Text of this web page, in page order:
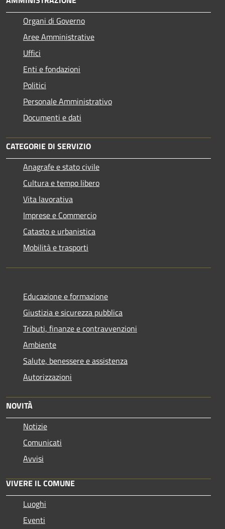
Organi di Governo
Aree Amministrative
Uffici
Enti e fondazioni
Politici
Personale Amministrativo
Documenti e dati
CATEGORIE DI SERVIZIO
Anagrafe e stato civile
Cultura e tempo libero
Vita lavorativa
Imprese e Commercio
Catasto e urbanistica
Mobilità e trasporti
Educazione e formazione
Giustizia e sicurezza pubblica
Tributi, finanze e contravvenzioni
Ambiente
Salute, benessere e assistenza
Autorizzazioni
NOVITÀ
Notizie
Comunicati
Avvisi
VIVERE IL COMUNE
Luoghi
Eventi